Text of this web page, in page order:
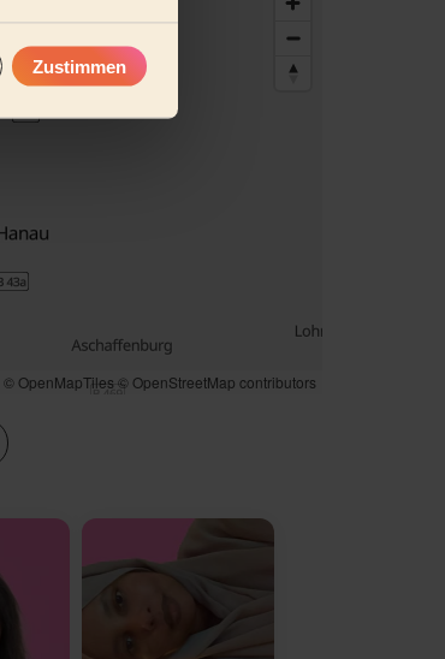
Zustimmen
© OpenMapTiles © OpenStreetMap contributors